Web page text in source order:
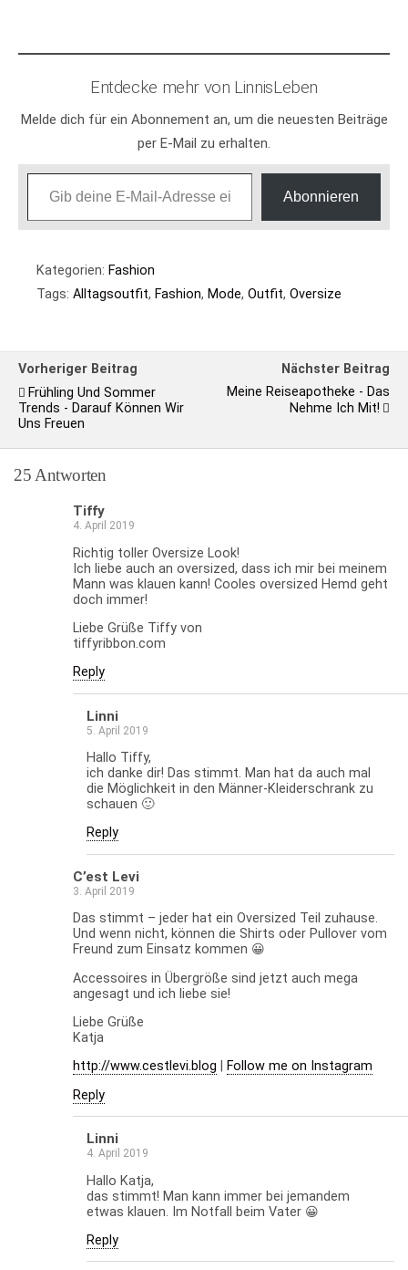
Entdecke mehr von LinnisLeben
Melde dich für ein Abonnement an, um die neuesten Beiträge
per E-Mail zu erhalten.
Gib deine E-Mail-Adresse ein ...
Abonnieren
Kategorien: Fashion
Tags: Alltagsoutfit, Fashion, Mode, Outfit, Oversize
Vorheriger Beitrag
Frühling Und Sommer
Trends - Darauf Können Wir
Uns Freuen
Nächster Beitrag
Meine Reiseapotheke - Das
Nehme Ich Mit!
25 Antworten
Tiffy
4. April 2019
Richtig toller Oversize Look!
Ich liebe auch an oversized, dass ich mir bei meinem
Mann was klauen kann! Cooles oversized Hemd geht
doch immer!
Liebe Grüße Tiffy von
tiffyribbon.com
Reply
Linni
5. April 2019
Hallo Tiffy,
ich danke dir! Das stimmt. Man hat da auch mal
die Möglichkeit in den Männer-Kleiderschrank zu
schauen 🙂
Reply
C’est Levi
3. April 2019
Das stimmt – jeder hat ein Oversized Teil zuhause.
Und wenn nicht, können die Shirts oder Pullover vom
Freund zum Einsatz kommen 😀
Accessoires in Übergröße sind jetzt auch mega
angesagt und ich liebe sie!
Liebe Grüße
Katja
http://www.cestlevi.blog
Follow me on Instagram
Reply
Linni
4. April 2019
Hallo Katja,
das stimmt! Man kann immer bei jemandem
etwas klauen. Im Notfall beim Vater 😀
Reply